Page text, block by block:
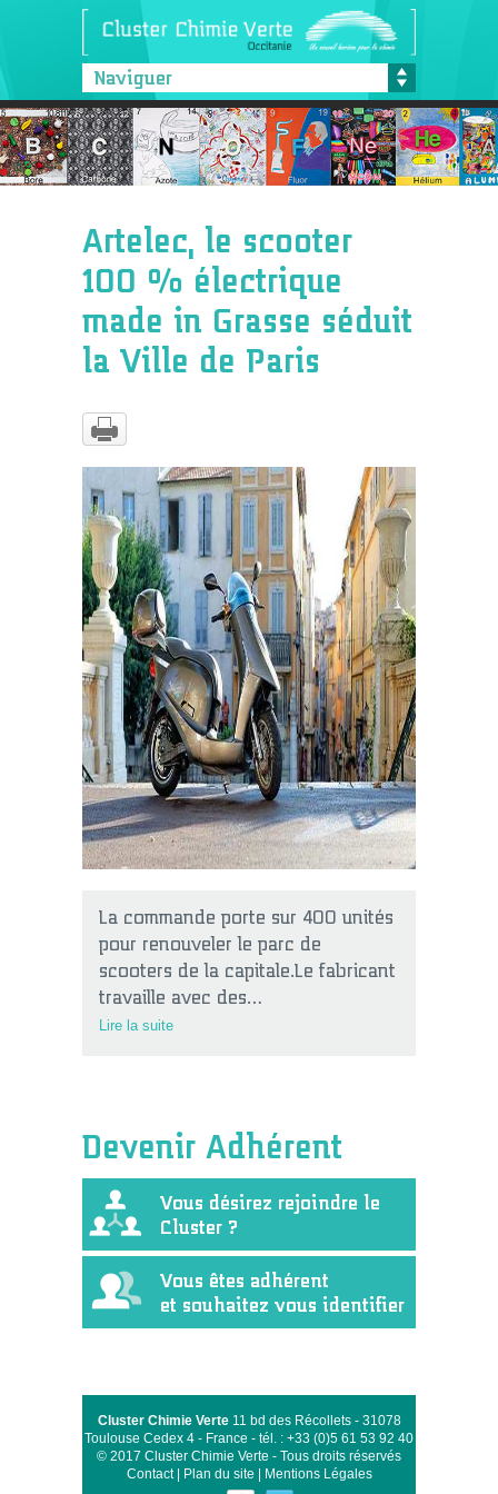
Naviguer
Artelec, le scooter
100 % électrique
made in Grasse séduit
la Ville de Paris
La commande porte sur 400 unités
pour renouveler le parc de
scooters de la capitale.Le fabricant
travaille avec des…
Lire la suite
Devenir Adhérent
Vous désirez rejoindre le
Cluster ?
Vous êtes adhérent
et souhaitez vous identifier
Cluster Chimie Verte11 bd des Récollets - 31078
Toulouse Cedex 4 - France - tél. : +33 (0)5 61 53 92 40
© 2017 Cluster Chimie Verte - Tous droits réservés
Contact| Plan du site Mentions Légales